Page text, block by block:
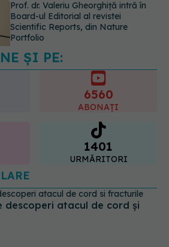
EXCLUSIV Tratamentul modern al
cancerelor ginecologice. Dr. Sorin
Bogdan (SANADOR), la DC Medical
și DC News
06.08.2026, 10:29
ȘI PE:
6560
ABONAȚI
1401
URMĂRITORI
descoperi atacul de cord și